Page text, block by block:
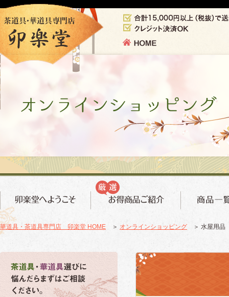
華道具・茶道具専門店 卯楽堂 HOME ＞ オンラインショッピング ＞ 水屋用品